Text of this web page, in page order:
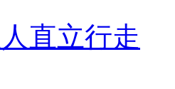
直立行走